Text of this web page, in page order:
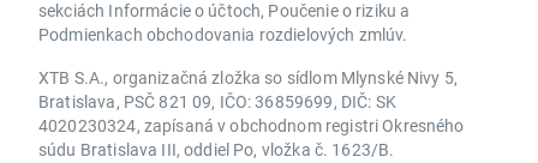
sekciách Informácie o účtoch, Poučenie o riziku a
Podmienkach obchodovania rozdielových zmlúv.
XTB S.A., organizačná zložka so sídlom Mlynské Nivy 5,
Bratislava, PSČ 821 09, IČO: 36859699, DIČ: SK
4020230324, zapísaná v obchodnom registri Okresného
súdu Bratislava III, oddiel Po, vložka č. 1623/B.